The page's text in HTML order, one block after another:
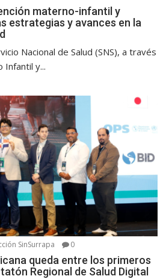
materno-infantil y
estrategias y avances en la
Nacional de Salud (SNS), a través
Infantil y...
SinSurrapa 0
queda entre los primeros
Regional de Salud Digital